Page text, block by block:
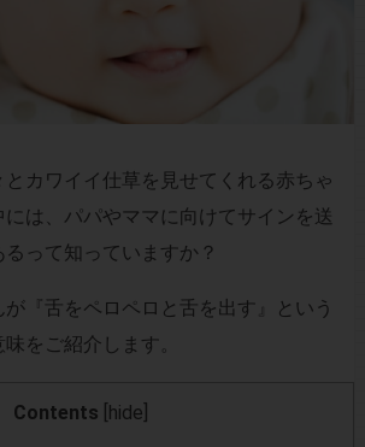
カワイイ仕草を見せてくれる赤ちゃ
は、パパやママに向けてサインを送
って知っていますか？
『舌をペロペロと舌を出す』という
をご紹介します。
Contents hide